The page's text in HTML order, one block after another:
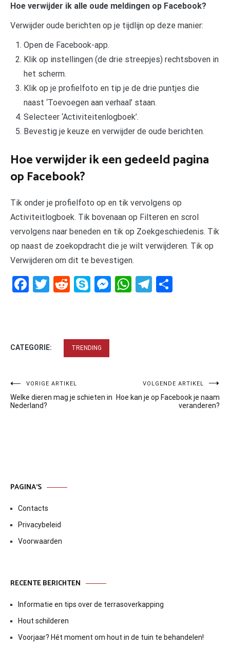
Hoe verwijder ik alle oude meldingen op Facebook?
Verwijder oude berichten op je tijdlijn op deze manier:
Open de Facebook-app.
Klik op instellingen (de drie streepjes) rechtsboven in
het scherm.
Klik op je profielfoto en tip je de drie puntjes die
naast ‘Toevoegen aan verhaal’ staan.
Selecteer ‘Activiteitenlogboek’.
Bevestig je keuze en verwijder de oude berichten.
Hoe verwijder ik een gedeeld pagina
op Facebook?
Tik onder je profielfoto op en tik vervolgens op
Activiteitlogboek. Tik bovenaan op Filteren en scrol
vervolgens naar beneden en tik op Zoekgeschiedenis. Tik
op naast de zoekopdracht die je wilt verwijderen. Tik op
Verwijderen om dit te bevestigen.
Facebook
Twitter
RedditSkypeMessenger
WhatsApp
Telegram
CATEGORIE: TRENDING
Bericht
navigatie
VORIGE ARTIKEL
Welke dieren mag je schieten in
Nederland?
VOLGENDE ARTIKEL
Hoe kan je op Facebook je naam
veranderen?
PAGINA’S
Contacts
Privacybeleid
Voorwaarden
RECENTE BERICHTEN
Informatie en tips over de terrasoverkapping
Hout schilderen
Voorjaar? Hét moment om hout in de tuin te behandelen!